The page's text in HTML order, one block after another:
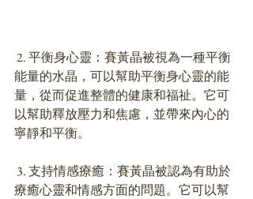
能量的水晶，可以幫助平衡身心靈的能
量，從而促進整體的健康和福祉。它可
以幫助釋放壓力和焦慮，並帶來內心的
寧靜和平衡。
療癒心靈和情感方面的問題。它可以幫